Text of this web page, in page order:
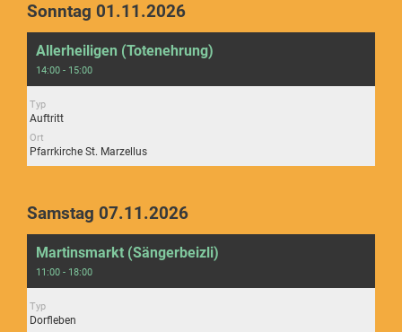
Sonntag 01.11.2026
Allerheiligen (Totenehrung)
14:00 - 15:00
Typ
Auftritt
Ort
Pfarrkirche St. Marzellus
Samstag 07.11.2026
Martinsmarkt (Sängerbeizli)
11:00 - 18:00
Typ
Dorfleben